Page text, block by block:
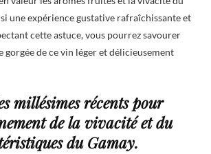
une expérience gustative rafraîchissante et
cette astuce, vous pourrez savourer
gorgée de ce vin léger et délicieusement
millésimes récents pour
de la vivacité et du
du Gamay.